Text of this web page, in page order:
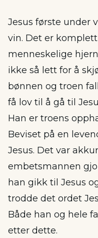
Jesus første under
vin. Det er
menneskelige
ikke så lett for å
bønnen og troen
få lov til å gå til
Han er troens
Beviset på en
Jesus. Det var
embetsmannen
han gikk til Jesus
trodde det ordet
Både han og hele
etter dette.